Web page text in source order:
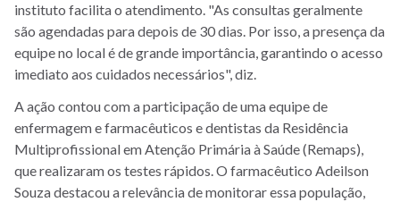
instituto facilita o atendimento. "As consultas geralmente
são agendadas para depois de 30 dias. Por isso, a presença da
equipe no local é de grande importância, garantindo o acesso
imediato aos cuidados necessários", diz.
A ação contou com a participação de uma equipe de
enfermagem e farmacêuticos e dentistas da Residência
Multiprofissional em Atenção Primária à Saúde (Remaps),
que realizaram os testes rápidos. O farmacêutico Adeilson
Souza destacou a relevância de monitorar essa população,